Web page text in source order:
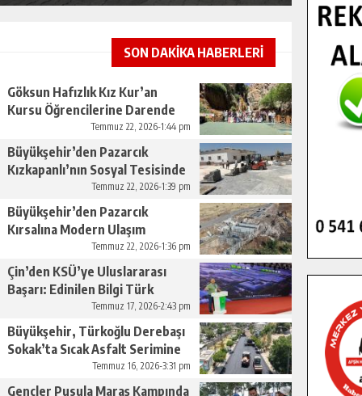
SON DAKİKA HABERLERİ
Göksun Hafızlık Kız Kur’an
Kursu Öğrencilerine Darende
Temmuz 22, 2026-1:44 pm
Büyükşehir’den Pazarcık
Kızkapanlı’nın Sosyal Tesisinde
Çevre Düzenlemesi.Temmuz 22, 2026-1:39 pm
Büyükşehir’den Pazarcık
Kırsalına Modern Ulaşım
Temmuz 22, 2026-1:36 pm
Çin’den KSÜ’ye Uluslararası
Başarı: Edinilen Bilgi Türk
Tarımına Katkı Sağlayacak.
Temmuz 17, 2026-2:43 pm
Büyükşehir, Türkoğlu Derebaşı
Sokak’ta Sıcak Asfalt Serimine
Temmuz 16, 2026-3:31 pm
Gençler Pusula Maraş Kampında